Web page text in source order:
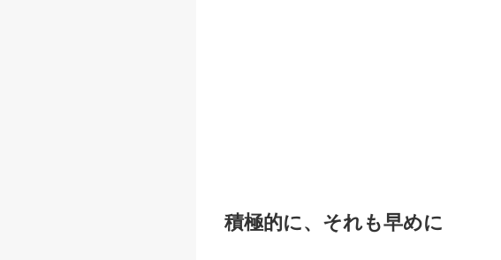
積極的に、それも早めに